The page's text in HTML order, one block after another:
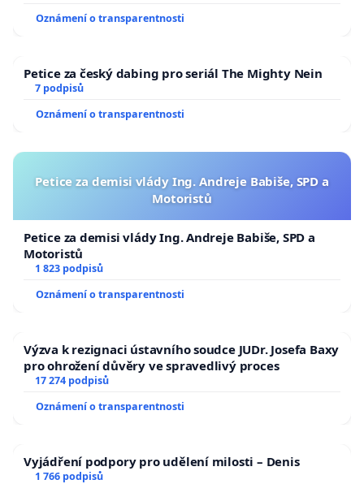
Oznámení o transparentnosti
Petice za český dabing pro seriál The Mighty Nein
7 podpisů
Oznámení o transparentnosti
Petice za demisi vlády Ing. Andreje Babiše, SPD a
Motoristů
Petice za demisi vlády Ing. Andreje Babiše, SPD a
Motoristů
1 823 podpisů
Oznámení o transparentnosti
Výzva k rezignaci ústavního soudce JUDr. Josefa Baxy
pro ohrožení důvěry ve spravedlivý proces
17 274 podpisů
Oznámení o transparentnosti
Vyjádření podpory pro udělení milosti – Denis
1 766 podpisů